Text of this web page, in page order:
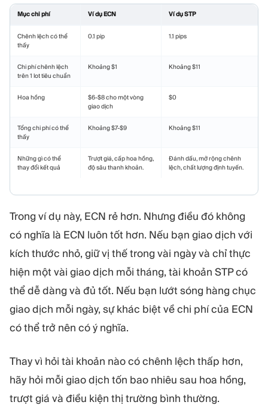
Mục chi phí Ví dụ ECN Ví dụ STP
Chênh lệch có thể
thấy
0.1 pip 1.1 pips
Chi phí chênh lệch
trên 1 lot tiêu chuẩn
Khoảng $1 Khoảng $11
Hoa hồng
$6-$8 cho một vòng
giao dịch
$0
Tổng chi phí có thể
thấy
Khoảng $7-$9 Khoảng $11
Những gì có thể
thay đổi kết quả
Trượt giá, cấp hoa hồng,
độ sâu thanh khoản.
Đánh dấu, mở rộng chênh
lệch, chất lượng định tuyến.
Trong ví dụ này, ECN rẻ hơn. Nhưng điều đó không
có nghĩa là ECN luôn tốt hơn. Nếu bạn giao dịch với
kích thước nhỏ, giữ vị thế trong vài ngày và chỉ thực
hiện một vài giao dịch mỗi tháng, tài khoản STP có
thể dễ dàng và đủ tốt. Nếu bạn lướt sóng hàng chục
giao dịch mỗi ngày, sự khác biệt về chi phí của ECN
có thể trở nên có ý nghĩa.
Thay vì hỏi tài khoản nào có chênh lệch thấp hơn,
hãy hỏi mỗi giao dịch tốn bao nhiêu sau hoa hồng,
trượt giá và điều kiện thị trường bình thường.